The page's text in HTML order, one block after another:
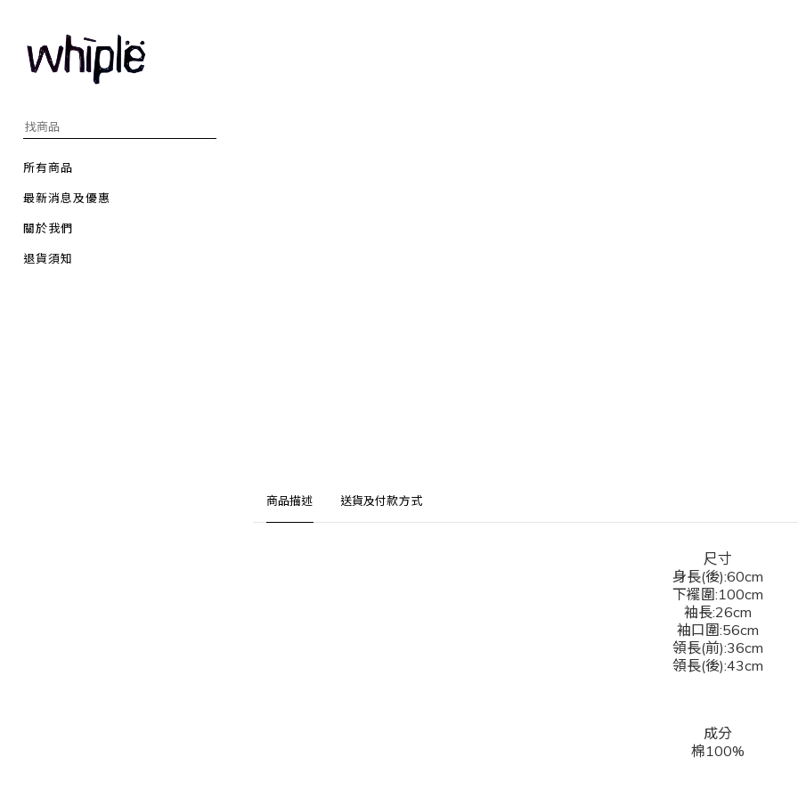
所有商品
最新消息及優惠
關於我們
退貨須知
商品描述 送貨及付款方式
尺寸
身長(後):60cm
下襬圍:100cm
袖長:26cm
袖口圍:56cm
領長(前):36cm
領長(後):43cm
成分
棉100%